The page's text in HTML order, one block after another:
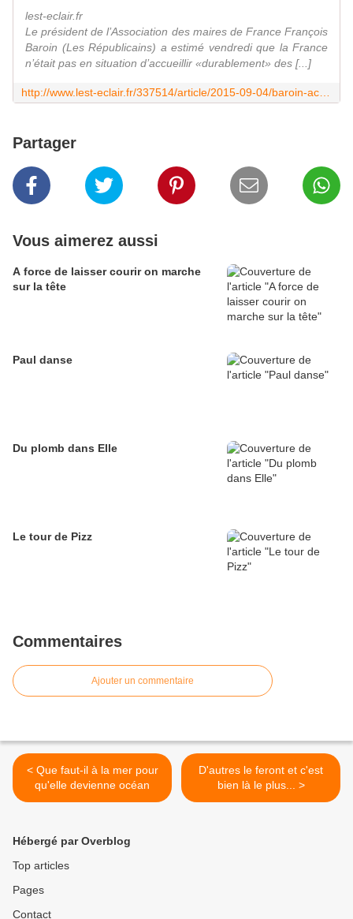
lest-eclair.fr
Le président de l’Association des maires de France François
Baroin (Les Républicains) a estimé vendredi que la France
n’était pas en situation d’accueillir «durablement» des [...]
Partager
Vous aimerez aussi
A force de laisser courir on marche
sur la tête
Paul danse
Du plomb dans Elle
Le tour de Pizz
Commentaires
Ajouter un commentaire
< Que faut-il à la mer pour
qu'elle devienne océan
D'autres le feront et c'est
bien là le plus... >
Hébergé par Overblog
Top articles
Pages
Contact